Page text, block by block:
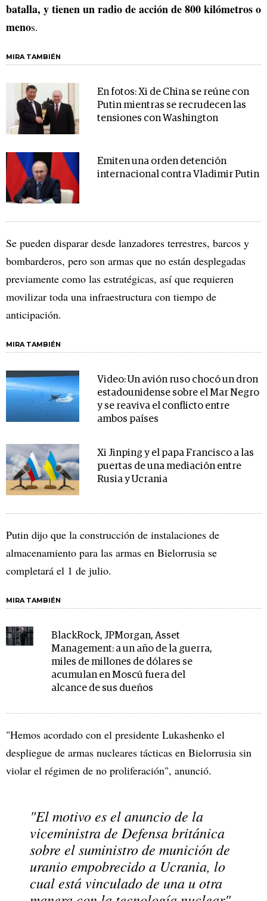
batalla, y tienen un radio de acción de 800 kilómetros o
menos.
MIRA TAMBIÉN
En fotos: Xi de China se reúne con
Putin mientras se recrudecen las
tensiones con Washington
Emiten una orden detención
internacional contra Vladimir Putin
Se pueden disparar desde lanzadores terrestres, barcos y
bombarderos, pero son armas que no están desplegadas
previamente como las estratégicas, así que requieren
movilizar toda una infraestructura con tiempo de
anticipación.
MIRA TAMBIÉN
Video: Un avión ruso chocó un dron
estadounidense sobre el Mar Negro
y se reaviva el conflicto entre
ambos países
Xi Jinping y el papa Francisco a las
puertas de una mediación entre
Rusia y Ucrania
Putin dijo que la construcción de instalaciones de
almacenamiento para las armas en Bielorrusia se
completará el 1 de julio.
MIRA TAMBIÉN
BlackRock, JPMorgan, Asset
Management: a un año de la guerra,
miles de millones de dólares se
acumulan en Moscú fuera del
alcance de sus dueños
"Hemos acordado con el presidente Lukashenko el
despliegue de armas nucleares tácticas en Bielorrusia sin
violar el régimen de no proliferación", anunció.
"El motivo es el anuncio de la
viceministra de Defensa británica
sobre el suministro de munición de
uranio empobrecido a Ucrania, lo
cual está vinculado de una u otra